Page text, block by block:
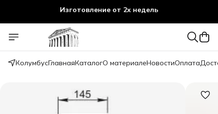
Изготовление от 2х недель
КолумбусГлавнаяКаталогО материалеНовостиОплата